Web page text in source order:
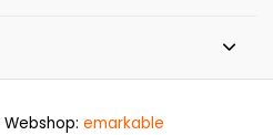
Webshop: emarkable